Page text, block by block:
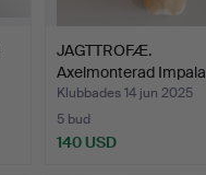
JAGTTROFÆ.
Axelmonterad Impala
(Aepyceros …
Klubbades 14 jun 2025
5 bud
140 USD